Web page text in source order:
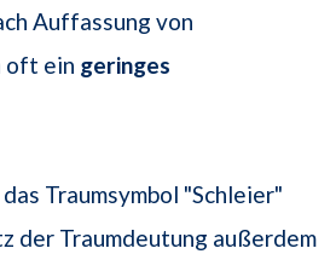
Auffassung von
oft ein geringes
Traumsymbol "Schleier"
der Traumdeutung außerdem